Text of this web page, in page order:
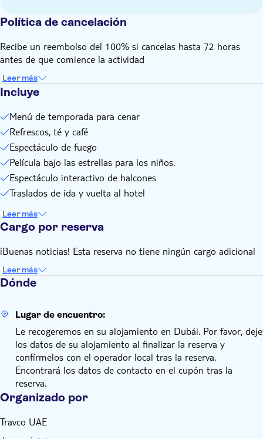
Política de cancelación
Recibe un reembolso del 100% si cancelas hasta 72 horas
antes de que comience la actividad
Leer más
Incluye
Menú de temporada para cenar
Refrescos, té y café
Espectáculo de fuego
Película bajo las estrellas para los niños.
Espectáculo interactivo de halcones
Traslados de ida y vuelta al hotel
Leer más
Cargo por reserva
¡Buenas noticias! Esta reserva no tiene ningún cargo adicional
Leer más
Dónde
Lugar de encuentro:
Le recogeremos en su alojamiento en Dubái. Por favor, deje
los datos de su alojamiento al finalizar la reserva y
confírmelos con el operador local tras la reserva.
Encontrará los datos de contacto en el cupón tras la
reserva.
Organizado por
Travco UAE